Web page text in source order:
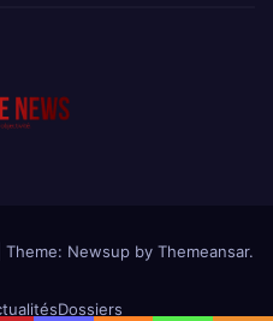
Theme: Newsup by Themeansar.
Dossiers